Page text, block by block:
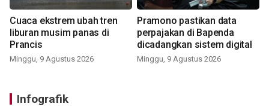
Cuaca ekstrem ubah tren
liburan musim panas di
Prancis
Minggu, 9 Agustus 2026
Pramono pastikan data
perpajakan di Bapenda
dicadangkan sistem digital
Minggu, 9 Agustus 2026
Infografik